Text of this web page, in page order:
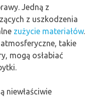
Jedną z
z uszkodzenia
zużycie materiałów.
takie
mogą osłabiać
niewłaściwie